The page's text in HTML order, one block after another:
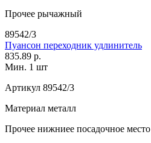
Прочее рычажный
89542/3
Пуансон переходник удлинитель
835.89 р.
Мин. 1 шт
Артикул 89542/3
Материал металл
Прочее нижниее посадочное место